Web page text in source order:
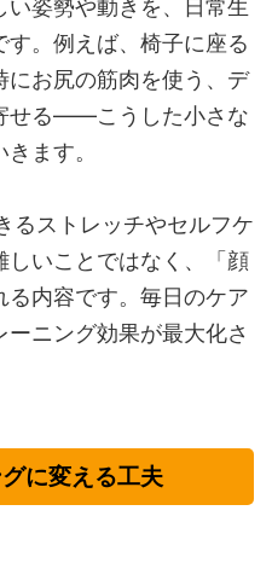
い姿勢や動きを、日常生
。例えば、椅子に座る
にお尻の筋肉を使う、デ
せる——こうした小さな
ます。
るストレッチやセルフケ
しいことではなく、「顔
る内容です。毎日のケア
ニング効果が最大化さ
に変える工夫